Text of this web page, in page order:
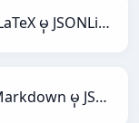
LaTeX မှ JSONLines
Markdown မှ JSONLines